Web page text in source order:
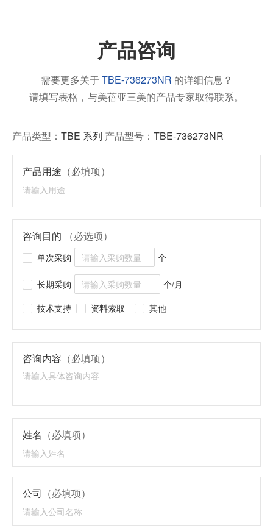
产品咨询
需要更多关于TBE-736273NR 的详细信息？
请填写表格，与美蓓亚三美的产品专家取得联系。
产品类型： TBE 系列 产品型号： TBE-736273NR
产品用途 （必填项）
咨询目的 （必选项）
单次采购 个
长期采购
个/月
技术支持
资料索取 其他
咨询内容 （必填项）
姓名 （必填项）
公司 （必填项）